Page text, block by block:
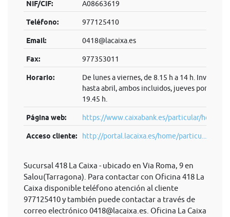
NIF/CIF: A08663619
Teléfono: 977125410
Email: 0418@lacaixa.es
Fax: 977353011
Horario:
De lunes a viernes, de 8.15 h a 14 h. Invierno:
hasta abril, ambos incluidos, jueves por la
19.45 h.
Página web: https://www.caixabank.es/particular/home/
Acceso cliente: http://portal.lacaixa.es/home/particu...
Sucursal 418 La Caixa - ubicado en Via Roma, 9 en
Salou(Tarragona). Para contactar con Oficina 418 La
Caixa disponible teléfono atención al cliente
977125410 y también puede contactar a través de
correo electrónico 0418@lacaixa.es . Oficina La Caixa